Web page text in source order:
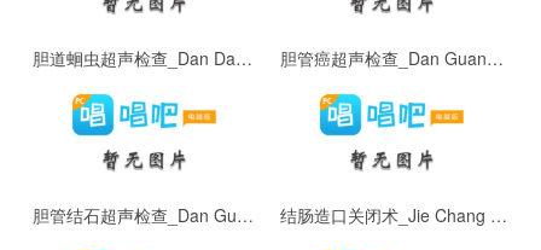
胆道蛔虫超声检查_Dan Dao Hui Chong Chao Sheng Jian Cha 胆管癌超声检查_Dan Guan Ai Chao Sheng Jian Cha
胆管结石超声检查_Dan Guan Jie Shi Chao Sheng Jian Cha 结肠造口关闭术_Jie Chang Zao Kou Guan Bi Shu